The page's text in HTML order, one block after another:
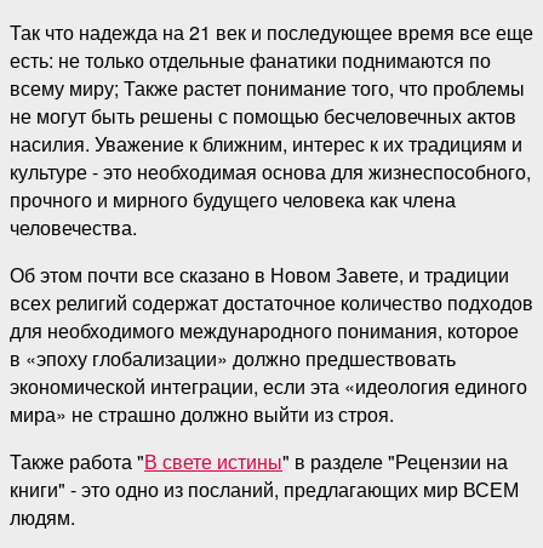
Так что надежда на 21 век и последующее время все еще
есть: не только отдельные фанатики поднимаются по
всему миру; Также растет понимание того, что проблемы
не могут быть решены с помощью бесчеловечных актов
насилия. Уважение к ближним, интерес к их традициям и
культуре - это необходимая основа для жизнеспособного,
прочного и мирного будущего человека как члена
человечества.
Об этом почти все сказано в Новом Завете, и традиции
всех религий содержат достаточное количество подходов
для необходимого международного понимания, которое
в «эпоху глобализации» должно предшествовать
экономической интеграции, если эта «идеология единого
мира» не страшно должно выйти из строя.
Также работа "В свете истины" в разделе "Рецензии на
книги" - это одно из посланий, предлагающих мир ВСЕМ
людям.